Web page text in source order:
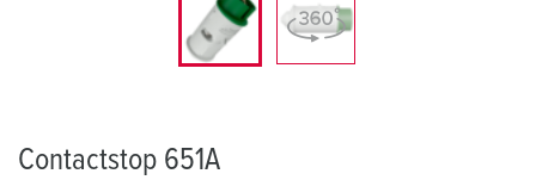
Contactstop 651A